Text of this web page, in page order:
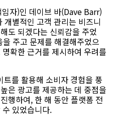
자)인 데이브 바(Dave Barr)
별적인 고객 관리는 비즈니
도 되겠다는 신뢰감을 주었
주고 문제를 해결해주었으
확한 근거를 제시하여 우려를
를 활용해 소비자 경험을 풍
은 광고를 제공하는 데 중점을
행하여, 한 해 동안 플랫폼 전
있었습니다.